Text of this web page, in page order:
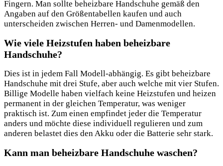
Fingern. Man sollte beheizbare Handschuhe gemäß den
Angaben auf den Größentabellen kaufen und auch
unterscheiden zwischen Herren- und Damenmodellen.
Wie viele Heizstufen haben beheizbare
Handschuhe?
Dies ist in jedem Fall Modell-abhängig. Es gibt beheizbare
Handschuhe mit drei Stufe, aber auch welche mit vier Stufen.
Billige Modelle haben vielfach keine Heizstufen und heizen
permanent in der gleichen Temperatur, was weniger
praktisch ist. Zum einen empfindet jeder die Temperatur
anders und möchte diese individuell regulieren und zum
anderen belastet dies den Akku oder die Batterie sehr stark.
Kann man beheizbare Handschuhe waschen?